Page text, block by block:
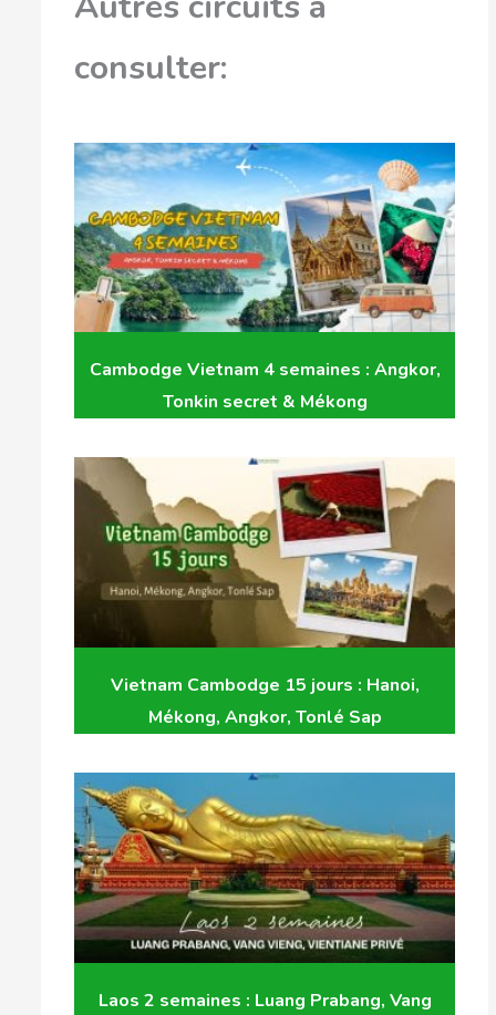
consulter:
Cambodge Vietnam 4 semaines : Angkor,
Tonkin secret & Mékong
Vietnam Cambodge 15 jours : Hanoi,
Mékong, Angkor, Tonlé Sap
Laos 2 semaines : Luang Prabang, Vang